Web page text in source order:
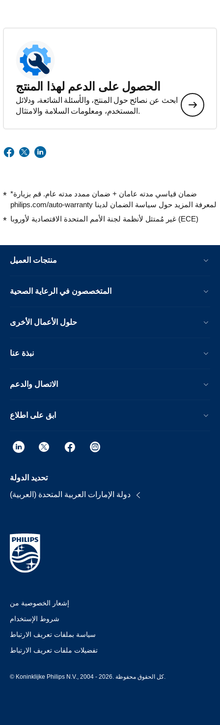
الحصول على الدعم لهذا المنتج
ابحث عن نصائح حول المنتج، والأسئلة الشائعة، ودلائل
المستخدم، ومعلومات السلامة والامتثال.
*ضمان قياسي مدته عامان + ضمان ممدد مدته عام. قم بزيارة
philips.com/auto-warranty لمعرفة المزيد حول سياسة الضمان لدينا
غير مُمتثل لأنظمة لجنة الأمم المتحدة الاقتصادية لأوروبا (ECE)
منتجات العميل
المتخصصون في الرعاية الصحية
حلول الأعمال الأخرى
نبذة عنا
الاتصال والدعم
ابق على اطلاع
تحديد الدولة
إشعار الخصوصية من
شروط الإستخدام
سياسة بملفات تعريف الارتباط
تفضيلات ملفات تعريف الارتباط